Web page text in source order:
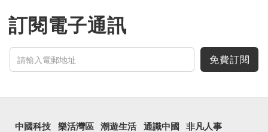
訂閱電子通訊
免費訂閱
中國科技 樂活灣區 潮遊生活 通識中國 非凡人事